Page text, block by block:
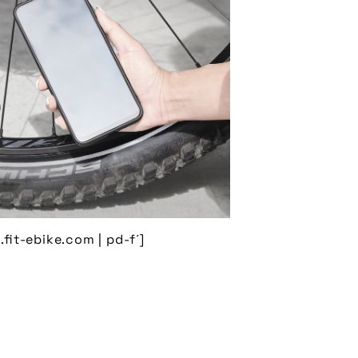
ebike.com | pd-f´]